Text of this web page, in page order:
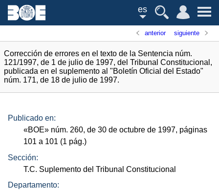
es
anterior siguiente
Corrección de errores en el texto de la Sentencia núm.
121/1997, de 1 de julio de 1997, del Tribunal Constitucional,
publicada en el suplemento al "Boletín Oficial del Estado"
núm. 171, de 18 de julio de 1997.
Publicado en:
«BOE» núm. 260, de 30 de octubre de 1997, páginas
101 a 101 (1 pág.)
Sección:
T.C. Suplemento del Tribunal Constitucional
Departamento: